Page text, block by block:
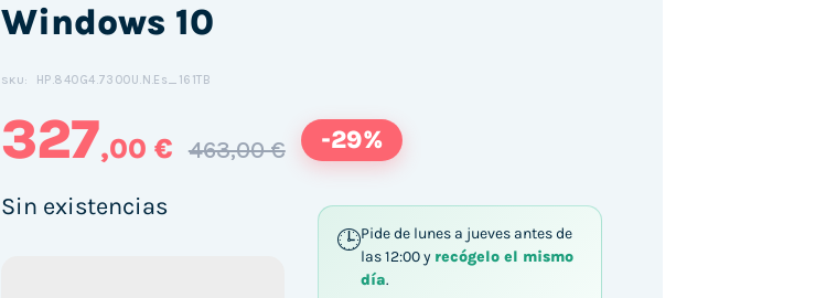
Windows 10
SKU: HP.840G4.7300U.N.Es_161TB
327,00 € 463,00 € -29%
Sin existencias
Pide de lunes a jueves antes de
las 12:00 y recógelo el mismo
día.